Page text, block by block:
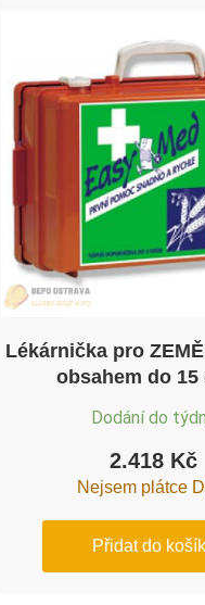
Lékárnička pro
obsahem do 15
Dodání do
2.418 Kč
Nejsem plátce
Přidat do